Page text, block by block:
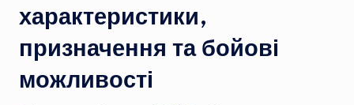
характеристики,
призначення та бойові
можливості